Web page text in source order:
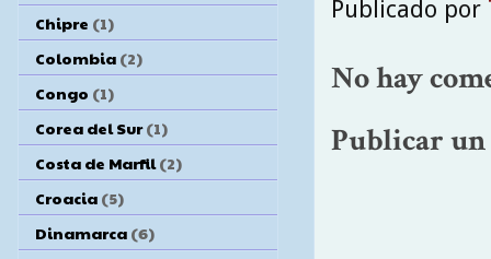
Publicado por
No hay
Publicar
Chipre (1)
Colombia (2)
Congo (1)
Corea del Sur (1)
Costa de Marfil (2)
Croacia (5)
Dinamarca (6)